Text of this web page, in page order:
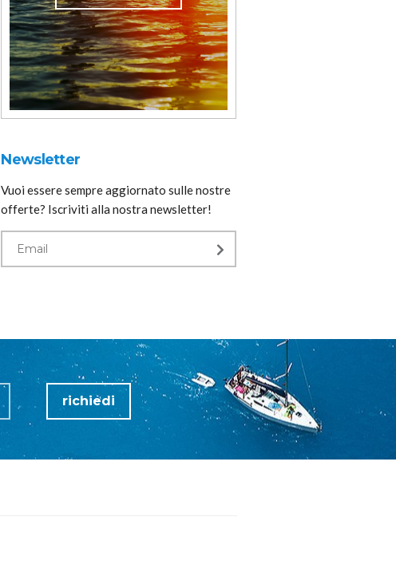
Newsletter
Vuoi essere sempre aggiornato sulle nostre
offerte? Iscriviti alla nostra newsletter!
richiedi